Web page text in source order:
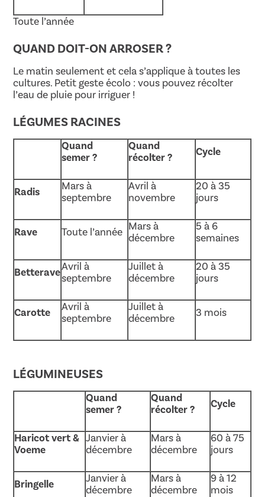
Toute l’année
QUAND DOIT-ON ARROSER ?
Le matin seulement et cela s’applique à toutes les
cultures. Petit geste écolo : vous pouvez récolter
l’eau de pluie pour irriguer !
LÉGUMES RACINES
Quand
semer ?
Quand
récolter ?
Cycle
Radis
Mars à
septembre
Avril à
novembre
20 à 35
jours
Rave Toute l’année Mars à
décembre
5 à 6
semaines
BetteraveAvril à
septembre
Juillet à
décembre
20 à 35
jours
Carotte
Avril à
septembre
Juillet à
décembre
3 mois
LÉGUMINEUSES
Quand
semer ?
Quand
récolter ?
Cycle
Haricot vert &
Voeme
Janvier à
décembre
Mars à
décembre
60 à 75
jours
Bringelle
Janvier à
décembre
Mars à
décembre
9 à 12
mois